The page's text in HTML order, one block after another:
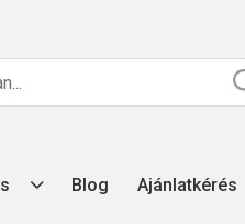
Blog Ajánlatkérés